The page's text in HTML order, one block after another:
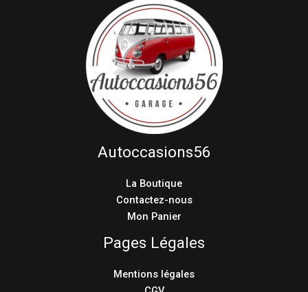
Autoccasions56
La Boutique
Contactez-nous
Mon Panier
Pages Légales
Mentions légales